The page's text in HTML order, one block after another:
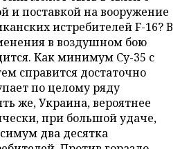
и поставкой на вооружение
истребителей F-16? В
в воздушном бою
Как минимум Су-35 с
справится достаточно
по целому ряду
же, Украина, вероятнее
при большой удаче,
два десятка